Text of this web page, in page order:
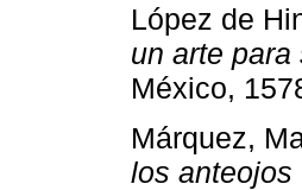
López de
un arte
México,
Márquez,
los anteojos